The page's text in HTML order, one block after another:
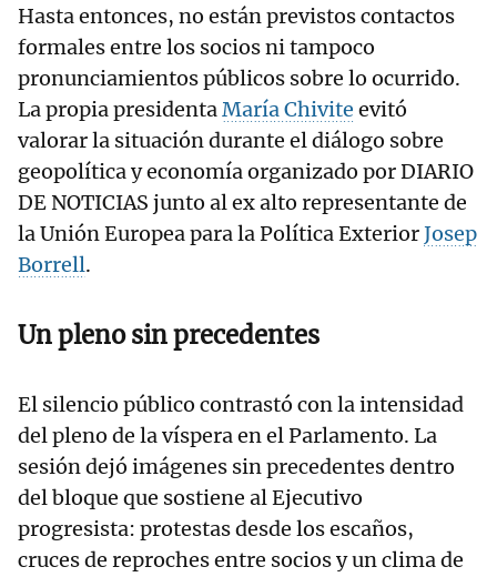
Hasta entonces, no están previstos contactos
formales entre los socios ni tampoco
pronunciamientos públicos sobre lo ocurrido.
La propia presidentaMaría Chivite evitó
valorar la situación durante el diálogo sobre
geopolítica y economía organizado por DIARIO
DE NOTICIAS junto al ex alto representante de
la Unión Europea para la Política ExteriorJosep
Borrell.
Un pleno sin precedentes
El silencio público contrastó con la intensidad
del pleno de la víspera en el Parlamento. La
sesión dejó imágenes sin precedentes dentro
del bloque que sostiene al Ejecutivo
progresista: protestas desde los escaños,
cruces de reproches entre socios y un clima de